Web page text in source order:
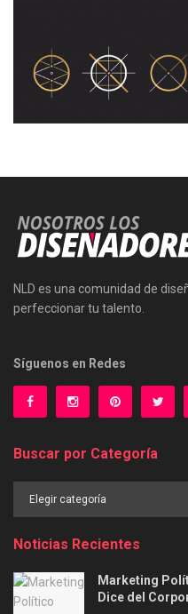
NLD es una comunidad de
perfeccionar tu talento.
Síguenos en Redes
Buscar por Categoría
Buscar
Noticias Recientes
Marketing
Dice del